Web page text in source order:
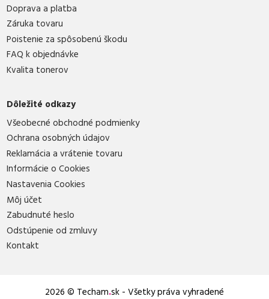
Doprava a platba
Záruka tovaru
Poistenie za spôsobenú škodu
FAQ k objednávke
Kvalita tonerov
Dôležité odkazy
Všeobecné obchodné podmienky
Ochrana osobných údajov
Reklamácia a vrátenie tovaru
Informácie o Cookies
Nastavenia Cookies
Môj účet
Zabudnuté heslo
Odstúpenie od zmluvy
Kontakt
2026 © Techam.sk - Všetky práva vyhradené